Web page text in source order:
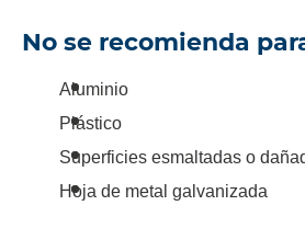
No se recomienda
Aluminio
Plástico
Superficies esmaltadas o
Hoja de metal galvanizada